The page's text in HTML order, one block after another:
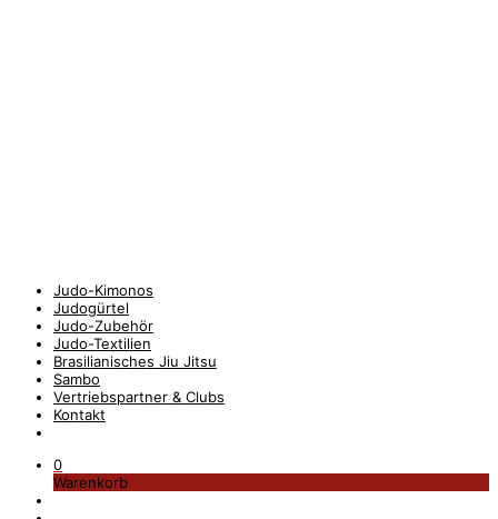
Judo-Kimonos
Judogürtel
Judo-Zubehör
Judo-Textilien
Brasilianisches Jiu Jitsu
Sambo
Vertriebspartner & Clubs
Kontakt
0
Warenkorb